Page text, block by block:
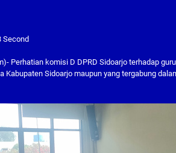
Second
Perhatian komisi D DPRD Sidoarjo terhadap
Kabupaten Sidoarjo maupun yang tergabung